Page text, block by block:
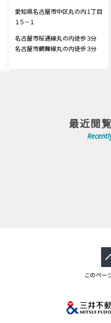
愛知県名古屋市中区丸の内１丁目
１５－１
名古屋市桜通線丸の内徒歩３分
名古屋市鶴舞線丸の内徒歩３分
最近閲
このペー